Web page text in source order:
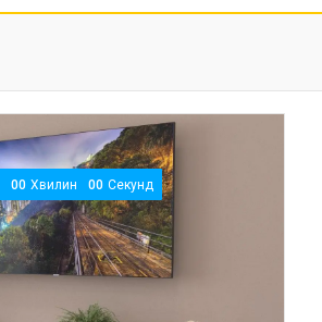
00 Хвилин 00 Секунд